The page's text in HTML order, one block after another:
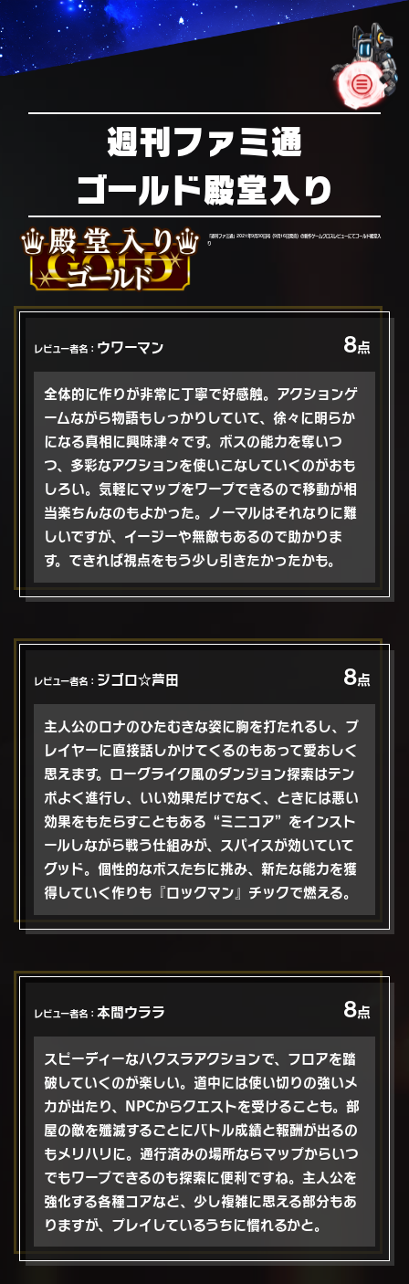
週刊ファミ通
ゴールド殿堂入り
「週刊ファミ通」2021年9月30日号（9月16日発売）の新作ゲームクロスレビューにてゴールド殿堂入
り
レビュー者名： ウワーマン 8点
全体的に作りが非常に丁寧で好感触。アクションゲ
ームながら物語もしっかりしていて、徐々に明らか
になる真相に興味津々です。ボスの能力を奪いつ
つ、多彩なアクションを使いこなしていくのがおも
しろい。気軽にマップをワープできるので移動が相
当楽ちんなのもよかった。ノーマルはそれなりに難
しいですが、イージーや無敵もあるので助かりま
す。できれば視点をもう少し引きたかったかも。
レビュー者名： ジゴロ☆芦田 8点
主人公のロナのひたむきな姿に胸を打たれるし、プ
レイヤーに直接話しかけてくるのもあって愛おしく
思えます。ローグライク風のダンジョン探索はテン
ポよく進行し、いい効果だけでなく、ときには悪い
効果をもたらすこともある“ミニコア”をインスト
ールしながら戦う仕組みが、スパイスが効いていて
グッド。個性的なボスたちに挑み、新たな能力を獲
得していく作りも『ロックマン』チックで燃える。
レビュー者名： 本間ウララ 8点
スピーディーなハクスラアクションで、フロアを踏
破していくのが楽しい。道中には使い切りの強いメ
カが出たり、NPCからクエストを受けることも。部
屋の敵を殲滅するごとにバトル成績と報酬が出るの
もメリハリに。通行済みの場所ならマップからいつ
でもワープできるのも探索に便利ですね。主人公を
強化する各種コアなど、少し複雑に思える部分もあ
りますが、プレイしているうちに慣れるかと。